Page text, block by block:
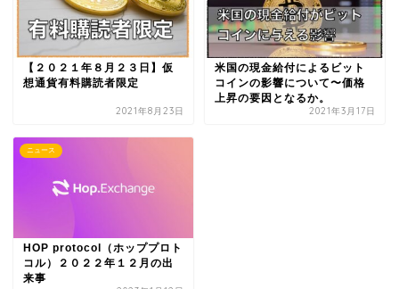
【２０２１年８月２３日】仮
想通貨有料購読者限定
2021年8月23日
米国の現金給付によるビット
コインの影響について〜価格
上昇の要因となるか。
2021年3月17日
ニュース
HOP protocol（ホッププロト
コル）２０２２年１２月の出
来事